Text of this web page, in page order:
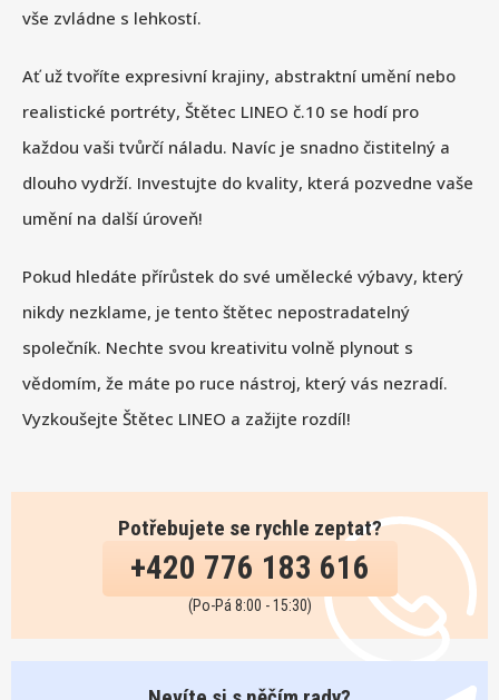
vše zvládne s lehkostí.
Ať už tvoříte expresivní krajiny, abstraktní umění nebo
realistické portréty, Štětec LINEO č.10 se hodí pro
každou vaši tvůrčí náladu. Navíc je snadno čistitelný a
dlouho vydrží. Investujte do kvality, která pozvedne vaše
umění na další úroveň!
Pokud hledáte přírůstek do své umělecké výbavy, který
nikdy nezklame, je tento štětec nepostradatelný
společník. Nechte svou kreativitu volně plynout s
vědomím, že máte po ruce nástroj, který vás nezradí.
Vyzkoušejte Štětec LINEO a zažijte rozdíl!
Potřebujete se rychle zeptat?
+420 776 183 616
(Po-Pá 8:00 - 15:30)